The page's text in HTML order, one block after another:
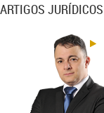
ARTIGOS JURÍDICOS